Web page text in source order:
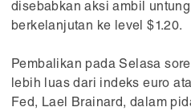
disebabkan aksi ambil
berkelanjutan ke level $1.20.
Pembalikan pada Selasa
lebih luas dari indeks euro
Fed, Lael Brainard, dalam